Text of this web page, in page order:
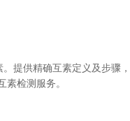
提供精确互素定义及步骤
检测服务。